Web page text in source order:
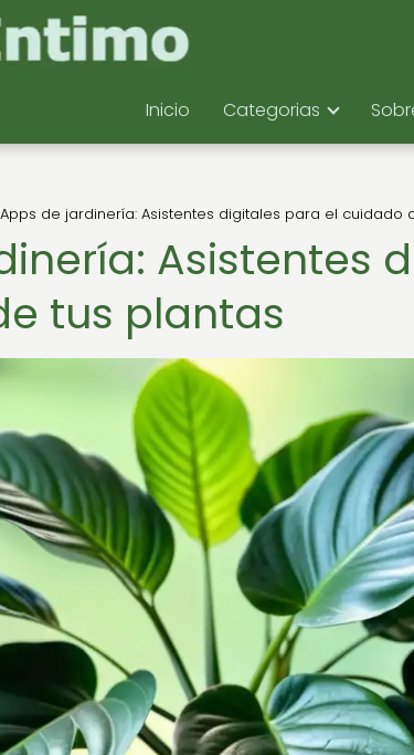
Inicio Categorias
Apps de jardinería: Asistentes digitales para el cuidado
Asistentes
tus plantas